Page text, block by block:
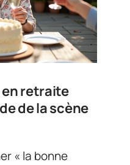
en retraite
de la scène
« la bonne